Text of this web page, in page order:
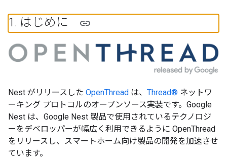
1. はじめに
Nest がリリースした OpenThread は、 Thread® ネットワ
ーキング プロトコルのオープンソース実装です。Google
Nest は、Google Nest 製品で使用されているテクノロジ
ーをデベロッパーが幅広く利用できるように OpenThread
をリリースし、スマートホーム向け製品の開発を加速させ
ています。